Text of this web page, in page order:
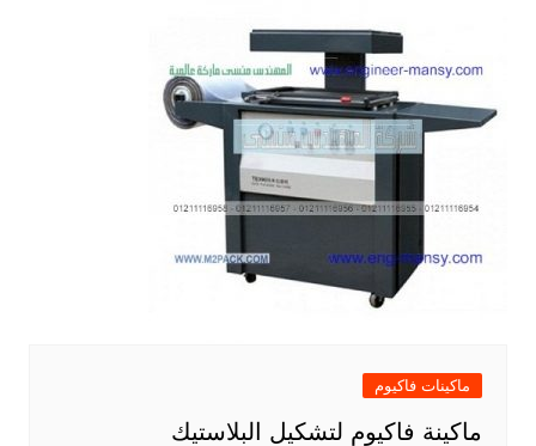
ماكينات فاكيوم
ماكينة فاكيوم لتشكيل البلاستيك